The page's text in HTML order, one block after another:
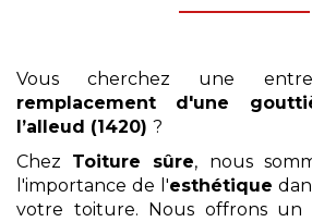
Vous cherchez une
remplacement
d'une
l’alleud (1420) ?
Chez Toiture sûre, nous
l'importance de l'esthétique
votre toiture. Nous offrons un